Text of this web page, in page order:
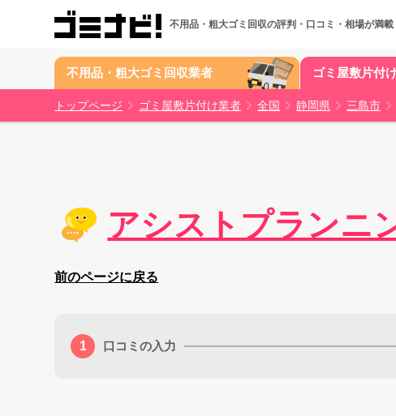
不用品・粗大ゴミ回収の評判・口コミ・相場が満載
不用品・粗大ゴミ回収業者 ゴミ屋敷片付
トップページ ゴミ屋敷片付け業者 全国 静岡県 三島市
アシストプランニ
前のページに戻る
口コミの入力